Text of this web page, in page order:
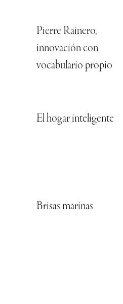
Pierre Rainero,
innovación con
vocabulario propio
El hogar inteligente
Brisas marinas